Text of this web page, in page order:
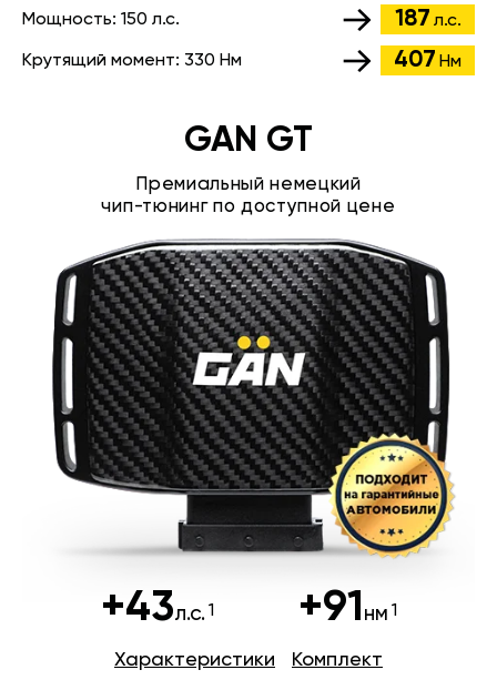
Мощность: 150 л.с. 187 л.с.
Крутящий момент: 330 Нм 407 Нм
GAN GT
Премиальный немецкий
чип-тюнинг по доступной цене
+43л.с. +91 нм
Характеристики Комплект